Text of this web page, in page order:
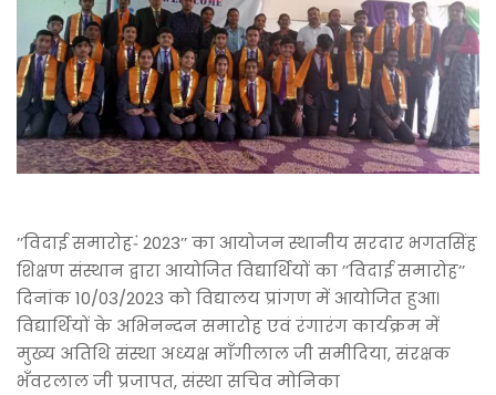
’’विदाई समारोह-ं 2023’’ का आयोजन स्थानीय सरदार भगतसिंह
शिक्षण संस्थान द्वारा आयोजित विद्यार्थियों का ’’विदाई समारोह’’
दिनांक 10/03/2023 को विद्यालय प्रांगण में आयोजित हुआ।
विद्यार्थियों के अभिनन्दन समारोह एवं रंगारंग कार्यक्रम में
मुख्य अतिथि संस्था अध्यक्ष माँगीलाल जी समीदिया, संरक्षक
भँवरलाल जी प्रजापत, संस्था सचिव मोनिका